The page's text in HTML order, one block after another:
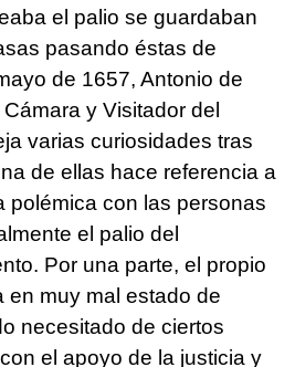
el palio se guardaban
pasando éstas de
de 1657, Antonio de
y Visitador del
varias curiosidades tras
de ellas hace referencia a
polémica con las personas
el palio del
Por una parte, el propio
en muy mal estado de
necesitado de ciertos
el apoyo de la justicia y